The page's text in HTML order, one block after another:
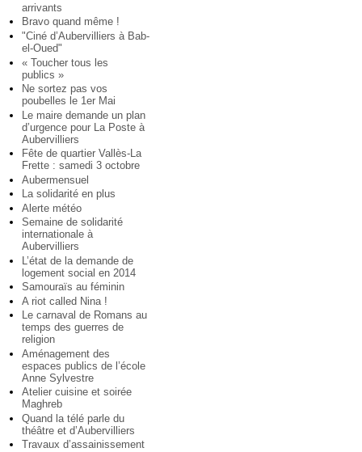
arrivants
Bravo quand même !
"Ciné d’Aubervilliers à Bab-
el-Oued"
« Toucher tous les
publics »
Ne sortez pas vos
poubelles le 1er Mai
Le maire demande un plan
d’urgence pour La Poste à
Aubervilliers
Fête de quartier Vallès-La
Frette : samedi 3 octobre
Aubermensuel
La solidarité en plus
Alerte météo
Semaine de solidarité
internationale à
Aubervilliers
L’état de la demande de
logement social en 2014
Samouraïs au féminin
A riot called Nina !
Le carnaval de Romans au
temps des guerres de
religion
Aménagement des
espaces publics de l’école
Anne Sylvestre
Atelier cuisine et soirée
Maghreb
Quand la télé parle du
théâtre et d’Aubervilliers
Travaux d’assainissement